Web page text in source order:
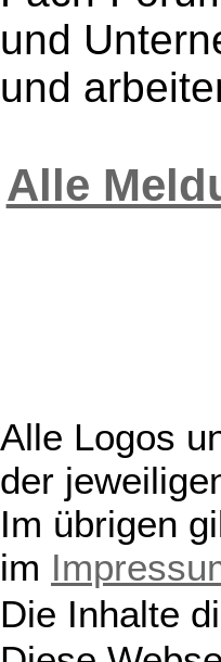
und
und
Alle
Alle Logos
der
Im übrigen
im
Die Inhalte